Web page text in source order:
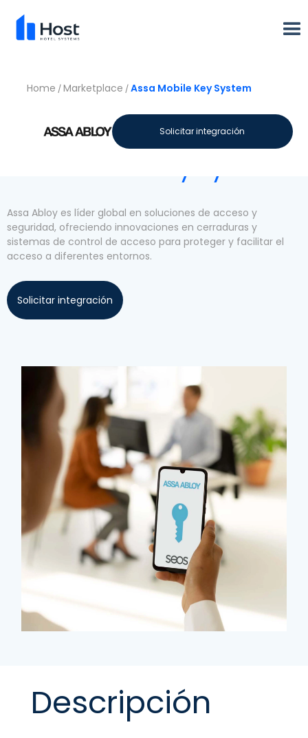
Home / Marketplace / Assa Mobile Key System
Solicitar integración
Vamos a conocer
Assa Mobile Key System
Assa Abloy es líder global en soluciones de acceso y
seguridad, ofreciendo innovaciones en cerraduras y
sistemas de control de acceso para proteger y facilitar el
acceso a diferentes entornos.
Solicitar integración
Descripción